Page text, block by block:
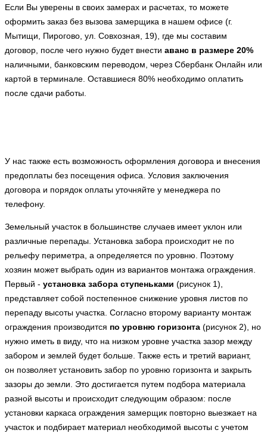
Если Вы уверены в своих замерах и расчетах, то можете
оформить заказ без вызова замерщика в нашем офисе (г.
Мытищи, Пирогово, ул. Совхозная, 19), где мы составим
договор, после чего нужно будет внести аванс в размере 20%
наличными, банковским переводом, через Сбербанк Онлайн или
картой в терминале. Оставшиеся 80% необходимо оплатить
после сдачи работы.
У нас также есть возможность оформления договора и внесения
предоплаты без посещения офиса. Условия заключения
договора и порядок оплаты уточняйте у менеджера по
телефону.
Земельный участок в большинстве случаев имеет уклон или
различные перепады. Установка забора происходит не по
рельефу периметра, а определяется по уровню. Поэтому
хозяин может выбрать один из вариантов монтажа ограждения.
Первый - установка забора ступеньками (рисунок 1),
представляет собой постепенное снижение уровня листов по
перепаду высоты участка. Согласно второму варианту монтаж
ограждения производится по уровню горизонта (рисунок 2), но
нужно иметь в виду, что на низком уровне участка зазор между
забором и землей будет больше. Также есть и третий вариант,
он позволяет установить забор по уровню горизонта и закрыть
зазоры до земли. Это достигается путем подбора материала
разной высоты и происходит следующим образом: после
установки каркаса ограждения замерщик повторно выезжает на
участок и подбирает материал необходимой высоты с учетом